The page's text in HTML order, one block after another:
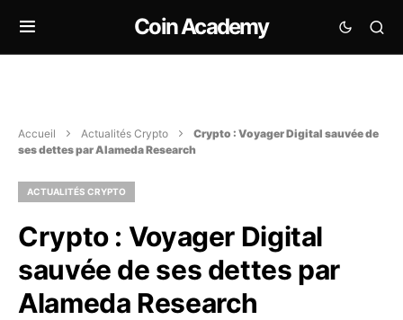
Coin Academy
Accueil Actualités Crypto
Crypto : Voyager Digital sauvée de
ses dettes par Alameda Research
ACTUALITÉS CRYPTO
Crypto : Voyager Digital
sauvée de ses dettes par
Alameda Research